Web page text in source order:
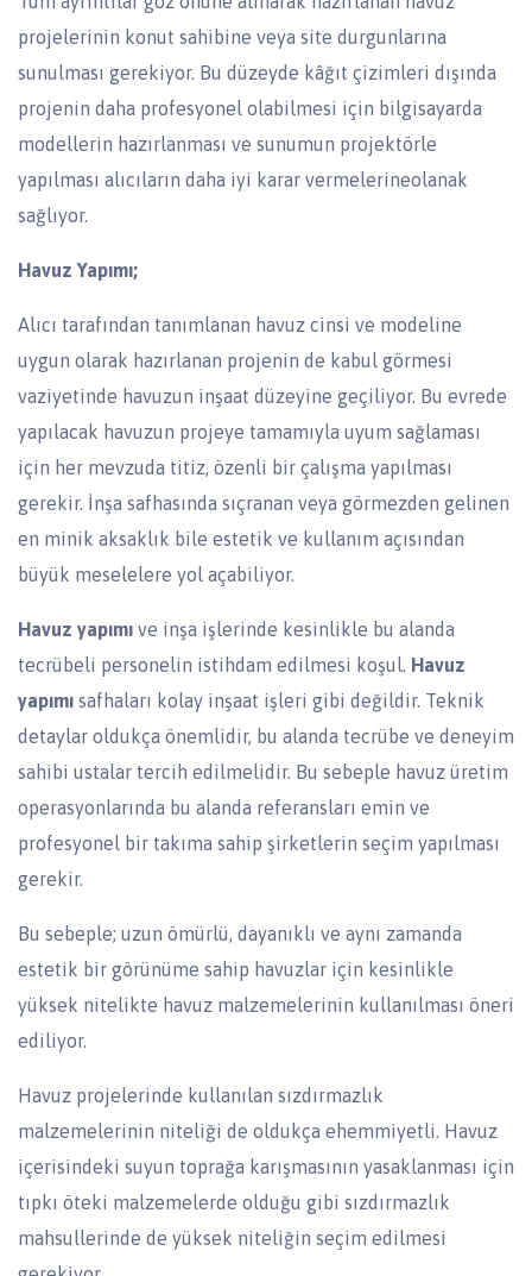
projelerinin konut sahibine veya site durgunlarına
sunulması gerekiyor. Bu düzeyde kâğıt çizimleri dışında
projenin daha profesyonel olabilmesi için bilgisayarda
modellerin hazırlanması ve sunumun projektörle
yapılması alıcıların daha iyi karar vermelerineolanak
sağlıyor.
Havuz Yapımı;
Alıcı tarafından tanımlanan havuz cinsi ve modeline
uygun olarak hazırlanan projenin de kabul görmesi
vaziyetinde havuzun inşaat düzeyine geçiliyor. Bu evrede
yapılacak havuzun projeye tamamıyla uyum sağlaması
için her mevzuda titiz, özenli bir çalışma yapılması
gerekir. İnşa safhasında sıçranan veya görmezden gelinen
en minik aksaklık bile estetik ve kullanım açısından
büyük meselelere yol açabiliyor.
Havuz yapımı ve inşa işlerinde kesinlikle bu alanda
tecrübeli personelin istihdam edilmesi koşul. Havuz
yapımı safhaları kolay inşaat işleri gibi değildir. Teknik
detaylar oldukça önemlidir, bu alanda tecrübe ve deneyim
sahibi ustalar tercih edilmelidir. Bu sebeple havuz üretim
operasyonlarında bu alanda referansları emin ve
profesyonel bir takıma sahip şirketlerin seçim yapılması
gerekir.
Bu sebeple; uzun ömürlü, dayanıklı ve aynı zamanda
estetik bir görünüme sahip havuzlar için kesinlikle
yüksek nitelikte havuz malzemelerinin kullanılması öneri
ediliyor.
Havuz projelerinde kullanılan sızdırmazlık
malzemelerinin niteliği de oldukça ehemmiyetli. Havuz
içerisindeki suyun toprağa karışmasının yasaklanması için
tıpkı öteki malzemelerde olduğu gibi sızdırmazlık
mahsullerinde de yüksek niteliğin seçim edilmesi